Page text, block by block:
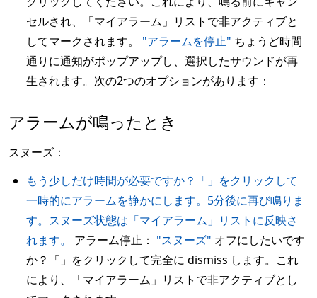
セルされ、「マイアラーム」リストで非アクティブと
してマークされます。 "アラームを停止" ちょうど時間
通りに通知がポップアップし、選択したサウンドが再
生されます。次の2つのオプションがあります：
アラームが鳴ったとき
スヌーズ：
もう少しだけ時間が必要ですか？「」をクリックして
一時的にアラームを静かにします。5分後に再び鳴りま
す。スヌーズ状態は「マイアラーム」リストに反映さ
れます。
アラーム停止： "スヌーズ" オフにしたいです
か？「」をクリックして完全に dismiss します。これ
により、「マイアラーム」リストで非アクティブとし